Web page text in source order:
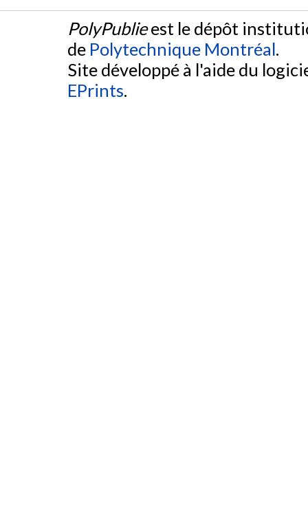
PolyPublieest le dépôt
de Polytechnique Montréal.
Site développé à l'aide du
EPrints.